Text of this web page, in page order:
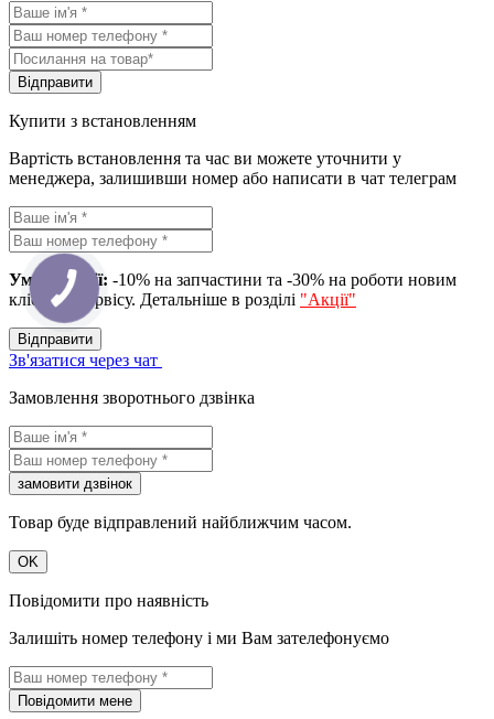
Вiдправити
Купити з встановленням
Вартість встановлення та час ви можете уточнити у
менеджера, залишивши номер або написати в чат телеграм
Умова акції: -10% на запчастини та -30% на роботи новим
клієнтам сервісу. Детальніше в розділі "Акції"
Вiдправити
Зв'язатися через чат
Замовлення зворотнього дзвінка
замовити дзвiнок
Товар буде відправлений найближчим часом.
OK
Повідомити про наявність
Залишіть номер телефону і ми Вам зателефонуємо
Повідомити мене